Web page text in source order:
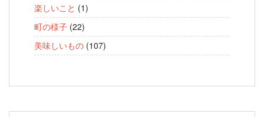
楽しいこと (1)
町の様子 (22)
美味しいもの (107)